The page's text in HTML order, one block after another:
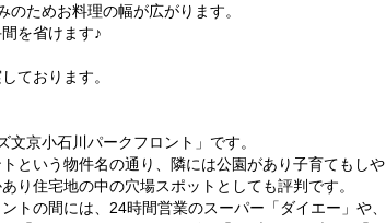
ためお料理の幅が広がります。
を省けます♪
ております。
京小石川パークフロント」です。
という物件名の通り、隣には公園があり子育てもしや
り住宅地の中の穴場スポットとしても評判です。
トの間には、24時間営業のスーパー「ダイエー」や、